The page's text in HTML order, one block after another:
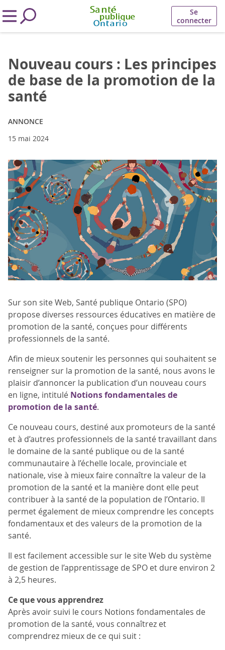
Se
connecter
Nouveau cours : Les principes
de base de la promotion de la
santé
ANNONCE
15 mai 2024
Sur son site Web, Santé publique Ontario (SPO)
propose diverses ressources éducatives en matière de
promotion de la santé, conçues pour différents
professionnels de la santé.
Afin de mieux soutenir les personnes qui souhaitent se
renseigner sur la promotion de la santé, nous avons le
plaisir d’annoncer la publication d’un nouveau cours
en ligne, intitulé Notions fondamentales de
promotion de la santé.
Ce nouveau cours, destiné aux promoteurs de la santé
et à d’autres professionnels de la santé travaillant dans
le domaine de la santé publique ou de la santé
communautaire à l’échelle locale, provinciale et
nationale, vise à mieux faire connaître la valeur de la
promotion de la santé et la manière dont elle peut
contribuer à la santé de la population de l’Ontario. Il
permet également de mieux comprendre les concepts
fondamentaux et des valeurs de la promotion de la
santé.
Il est facilement accessible sur le site Web du système
de gestion de l’apprentissage de SPO et dure environ 2
à 2,5 heures.
Ce que vous apprendrez
Après avoir suivi le cours Notions fondamentales de
promotion de la santé, vous connaîtrez et
comprendrez mieux de ce qui suit :